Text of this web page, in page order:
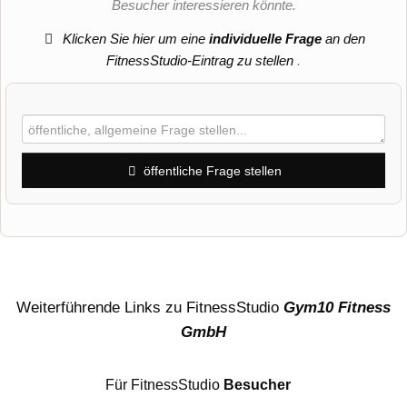
Besucher interessieren könnte.
Klicken Sie hier um eineindividuelle Frage an den
FitnessStudio-Eintrag zu stellen .
öffentliche Frage stellen
Weiterführende Links zu FitnessStudio Gym10 Fitness
GmbH
Für FitnessStudio Besucher